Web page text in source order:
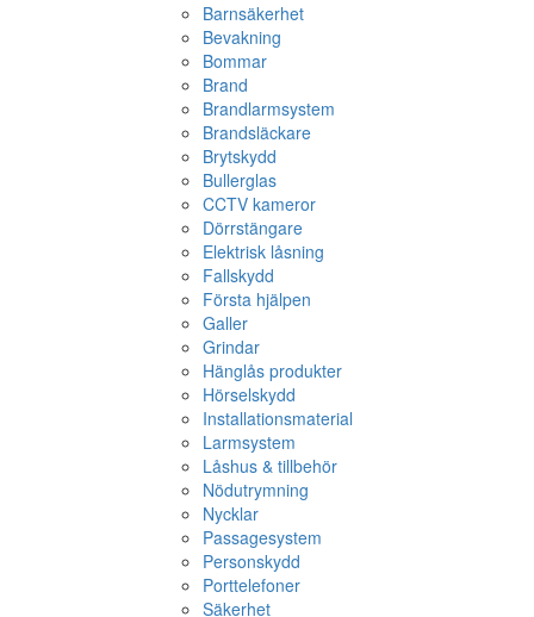
Barnsäkerhet
Bevakning
Bommar
Brand
Brandlarmsystem
Brandsläckare
Brytskydd
Bullerglas
CCTV kameror
Dörrstängare
Elektrisk låsning
Fallskydd
Första hjälpen
Galler
Grindar
Hänglås produkter
Hörselskydd
Installationsmaterial
Larmsystem
Låshus & tillbehör
Nödutrymning
Nycklar
Passagesystem
Personskydd
Porttelefoner
Säkerhet